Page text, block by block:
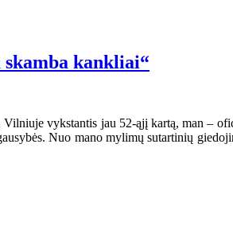
kankliai“
vykstantis jau 52-ąjį kartą, man –
Nuo mano mylimų sutartinių